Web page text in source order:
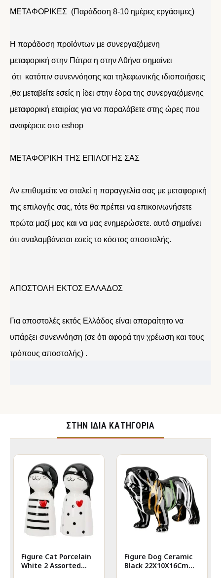
ΜΕΤΑΦΟΡΙΚΕΣ (Παράδοση 8-10 ημέρες εργάσιμες)
Η παράδοση προϊόντων με συνεργαζόμενη
μεταφορική στην Πάτρα η στην Αθήνα σημαίνει
ότι κατόπιν συνεννόησης και τηλεφωνικής ιδιοποιήσεις
,θα μεταβείτε εσείς η ίδει στην έδρα της συνεργαζόμενης
μεταφορική εταιρίας για να παραλάβετε στης ώρες που
αναφέρετε στο eshop
ΜΕΤΑΦΟΡΙΚΗ ΤΗΣ ΕΠΙΛΟΓΗΣ ΣΑΣ
Αν επιθυμείτε να σταλεί η παραγγελία σας με μεταφορική
της επιλογής σας, τότε θα πρέπει να επικοινωνήσετε
πρώτα μαζί μας και να μας ενημερώσετε. αυτό σημαίνει
ότι αναλαμβάνεται εσείς το κόστος αποστολής.
ΑΠΟΣΤΟΛΗ ΕΚΤΟΣ ΕΛΛΑΔΟΣ
Για αποστολές εκτός Ελλάδος είναι απαραίτητο να
υπάρξει συνεννόηση (σε ότι αφορά την χρέωση και τους
τρόπους αποστολής) .
ΣΤΉΝ ΊΔΙΑ ΚΑΤΗΓΟΡΊΑ
Figure Cat Porcelain
White 2 Assorted
Figure Dog Ceramic
Black 22X10X16Cm